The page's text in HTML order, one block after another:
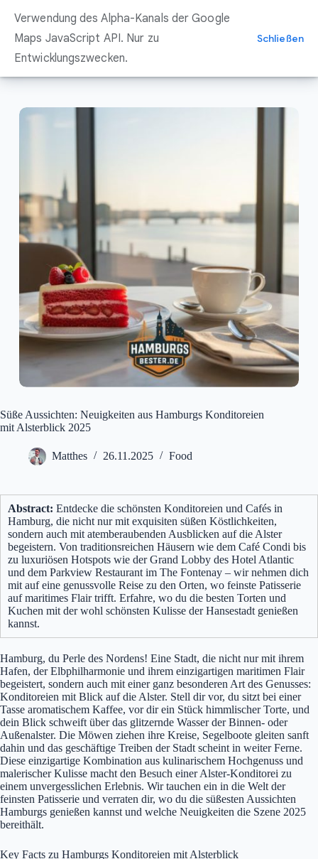
Inhalt
springen
Süße Aussichten: Neuigkeiten aus Hamburgs Konditoreien
mit Alsterblick 2025
Matthes 26.11.2025 Food
Abstract: Entdecke die schönsten Konditoreien und Cafés in
Hamburg, die nicht nur mit exquisiten süßen Köstlichkeiten,
sondern auch mit atemberaubenden Ausblicken auf die Alster
begeistern. Von traditionsreichen Häusern wie dem Café Condi bis
zu luxuriösen Hotspots wie der Grand Lobby des Hotel Atlantic
und dem Parkview Restaurant im The Fontenay – wir nehmen dich
mit auf eine genussvolle Reise zu den Orten, wo feinste Patisserie
auf maritimes Flair trifft. Erfahre, wo du die besten Torten und
Kuchen mit der wohl schönsten Kulisse der Hansestadt genießen
kannst.
Hamburg, du Perle des Nordens! Eine Stadt, die nicht nur mit ihrem
Hafen, der Elbphilharmonie und ihrem einzigartigen maritimen Flair
begeistert, sondern auch mit einer ganz besonderen Art des Genusses:
Konditoreien mit Blick auf die Alster. Stell dir vor, du sitzt bei einer
Tasse aromatischem Kaffee, vor dir ein Stück himmlischer Torte, und
dein Blick schweift über das glitzernde Wasser der Binnen- oder
Außenalster. Die Möwen ziehen ihre Kreise, Segelboote gleiten sanft
dahin und das geschäftige Treiben der Stadt scheint in weiter Ferne.
Diese einzigartige Kombination aus kulinarischem Hochgenuss und
malerischer Kulisse macht den Besuch einer Alster-Konditorei zu
einem unvergesslichen Erlebnis. Wir tauchen ein in die Welt der
feinsten Patisserie und verraten dir, wo du die süßesten Aussichten
Hamburgs genießen kannst und welche Neuigkeiten die Szene 2025
bereithält.
Key Facts zu Hamburgs Konditoreien mit Alsterblick
Verwendung des Alpha-Kanals der Google
Maps JavaScript API. Nur zu
Entwicklungszwecken.
Schließen